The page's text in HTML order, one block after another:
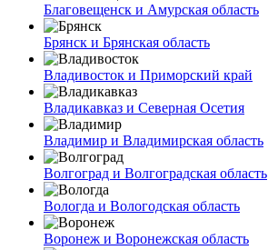
Благовещенск и Амурская область
Брянск и Брянская область
Владивосток и Приморский край
Владикавказ и Северная Осетия
Владимир и Владимирская область
Волгоград и Волгоградская область
Вологда и Вологодская область
Воронеж и Воронежская область